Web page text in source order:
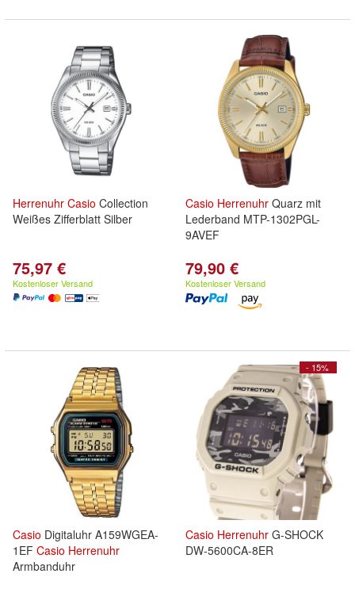
Herrenuhr Casio Collection
Weißes Zifferblatt Silber
75,97 €
Kostenloser Versand
Casio Herrenuhr Quarz mit
Lederband MTP-1302PGL-
9AVEF
79,90 €
Kostenloser Versand
Casio Digitaluhr A159WGEA-
1EF Casio Herrenuhr
Armbanduhr
- 15%
Casio Herrenuhr G-SHOCK
DW-5600CA-8ER